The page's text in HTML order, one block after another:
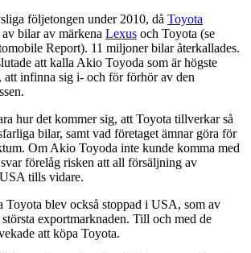
följetongen under 2010, då Toyota
bilar av märkena Lexus och Toyota (se
Report). 11 miljoner bilar återkallades.
att kalla Akio Toyoda som är högste
att infinna sig i- och för förhör av den
hur det kommer sig, att Toyota tillverkar så
bilar, samt vad företaget ämnar göra för
Om Akio Toyoda inte kunde komma med
förelåg risken att all försäljning av
tills vidare.
Toyota blev också stoppad i USA, som av
exportmarknaden. Till och med de
att köpa Toyota.